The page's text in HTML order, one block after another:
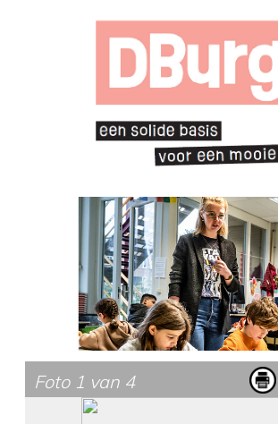
Foto 1 van 4